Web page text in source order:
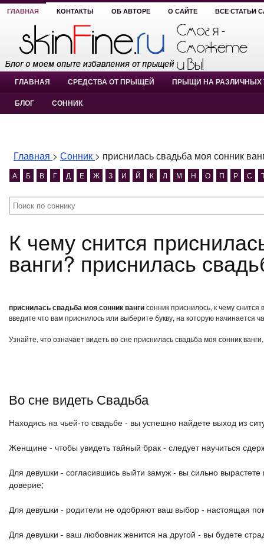
ГЛАВНАЯ КОНТАКТЫ ОБ АВТОРЕ О САЙТЕ ВСЕ СТАТЬИ
ГЛАВНАЯ СРЕДСТВА ОТ ПРЫЩЕЙ ПРЫЩИ НА РАЗЛИЧНЫХ
БЛОГ СОННИК
Главная > Сонник > приснилась свадьба моя сонник
А Б В Г Д Е Ж З И Й К Л М Н О П Р С
К чему снится приснилась свадьба моя сонник
ванги? приснилась
приснилась свадьба моя сонник вангисонник приснилось, к чему
введите что вам приснилось или выберите букву, на которую начинается
Узнайте, что означает видеть во сне приснилась свадьба моя сонник
Во сне видеть Свадьба
Находясь на чьей-то свадьбе - вы успешно найдете выход из
Женщине - чтобы увидеть тайный брак - следует научиться
Для девушки - согласившись выйти замуж - вы сильно
доверие;
Для девушки - родители не одобряют ваш выбор - настоящая
Для девушки - ваш любовник женится на другой - вы будете